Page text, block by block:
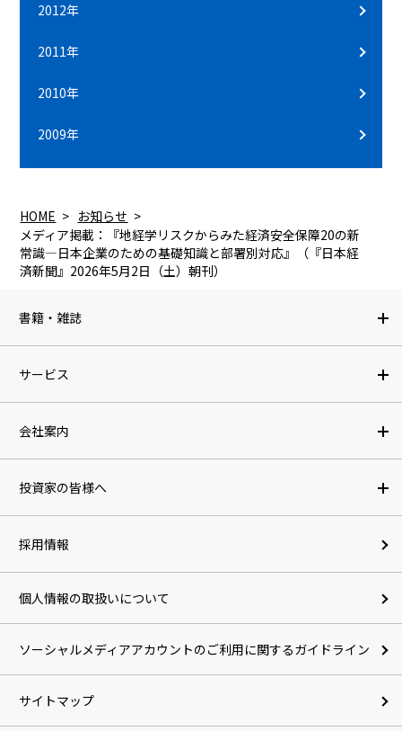
2012年
2011年
2010年
2009年
HOME
お知らせ
メディア掲載：『地経学リスクからみた経済安全保障20の新
常識―日本企業のための基礎知識と部署別対応』（『日本経
済新聞』2026年5月2日（土）朝刊）
書籍・雑誌
サービス
会社案内
投資家の皆様へ
採用情報
個人情報の取扱いについて
ソーシャルメディアアカウントのご利用に関するガイドライン
サイトマップ